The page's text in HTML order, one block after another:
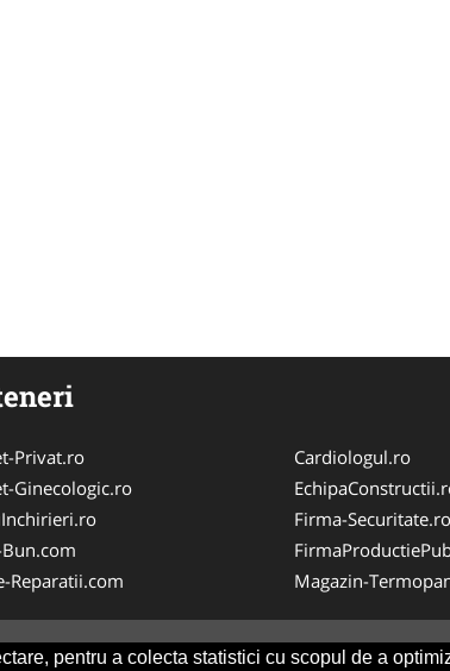
pentru a colecta statistici cu scopul de a
Privat.ro
Ginecologic.ro
Reparatii.com
Cardiologul.ro
Firma-Securitate.ro
Magazin-
-ANPC SOL